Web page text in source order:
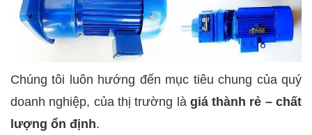
Chúng tôi luôn hướng đến mục tiêu chung của quý
doanh nghiệp, của thị trường là giá thành rẻ – chất
lượng ổn định.